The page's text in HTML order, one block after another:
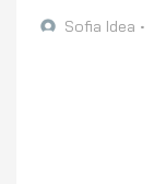
Sofia Idea •